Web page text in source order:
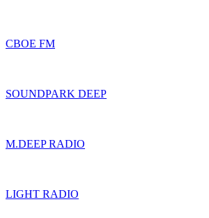
СВОЕ FM
SOUNDPARK DEEP
M.DEEP RADIO
LIGHT RADIO